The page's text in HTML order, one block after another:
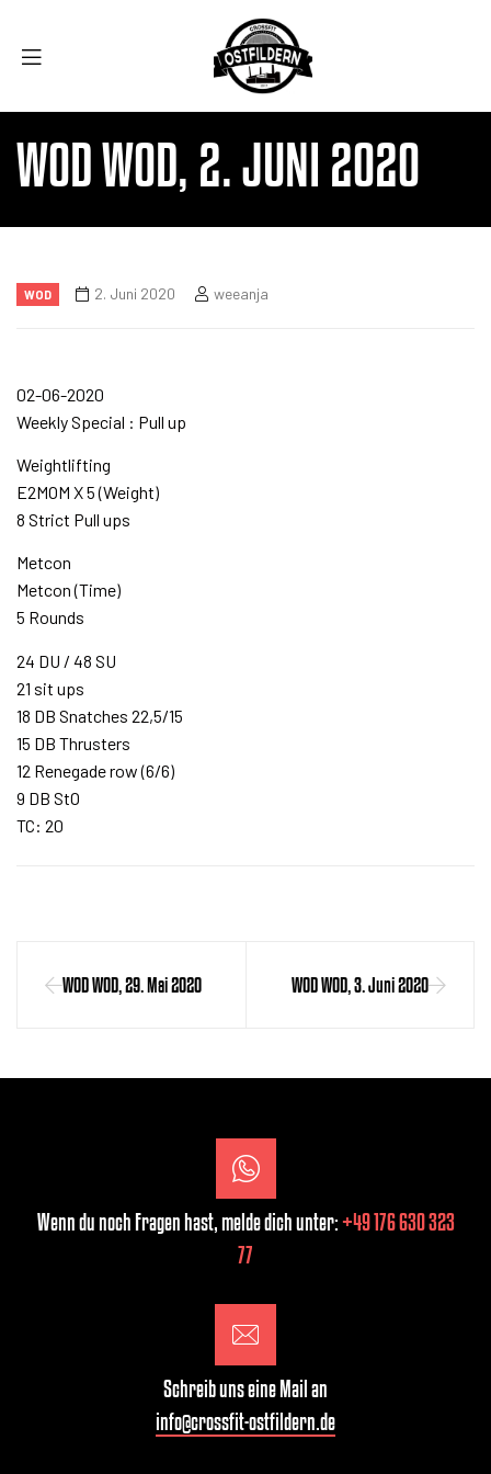
WOD WOD, 2. JUNI 2020
WOD 2. Juni 2020 weeanja
02-06-2020
Weekly Special : Pull up
Weightlifting
E2MOM X 5 (Weight)
8 Strict Pull ups
Metcon
Metcon (Time)
5 Rounds
24 DU / 48 SU
21 sit ups
18 DB Snatches 22,5/15
15 DB Thrusters
12 Renegade row (6/6)
9 DB StO
TC: 20
WOD WOD, 29. Mai 2020 WOD WOD, 3. Juni 2020
Wenn du noch Fragen hast, melde dich unter:+49 176 630 323
77
Schreib uns eine Mail an
info@crossfit-ostfildern.de